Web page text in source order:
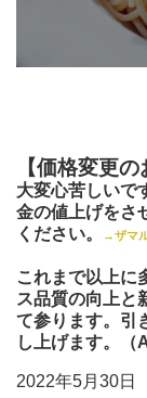
【価格変更の
大変心苦しいで
金の値上げをさ
ください。
→ザマ
これまで以上に
ス品質の向上と
て参ります。引
し上げます。（
2022年5月30日